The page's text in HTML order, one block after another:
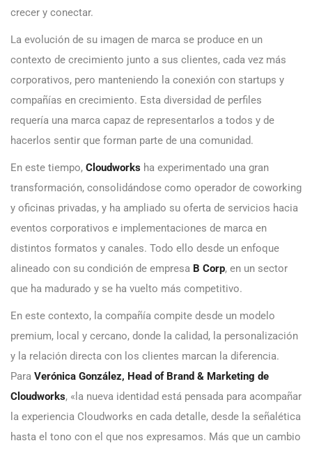
crecer y conectar.
La evolución de su imagen de marca se produce en un
contexto de crecimiento junto a sus clientes, cada vez más
corporativos, pero manteniendo la conexión con startups y
compañías en crecimiento. Esta diversidad de perfiles
requería una marca capaz de representarlos a todos y de
hacerlos sentir que forman parte de una comunidad.
En este tiempo, Cloudworks ha experimentado una gran
transformación, consolidándose como operador de coworking
y oficinas privadas, y ha ampliado su oferta de servicios hacia
eventos corporativos e implementaciones de marca en
distintos formatos y canales. Todo ello desde un enfoque
alineado con su condición de empresa B Corp, en un sector
que ha madurado y se ha vuelto más competitivo.
En este contexto, la compañía compite desde un modelo
premium, local y cercano, donde la calidad, la personalización
y la relación directa con los clientes marcan la diferencia.
Para Verónica González, Head of Brand & Marketing de
Cloudworks, «la nueva identidad está pensada para acompañar
la experiencia Cloudworks en cada detalle, desde la señalética
hasta el tono con el que nos expresamos. Más que un cambio